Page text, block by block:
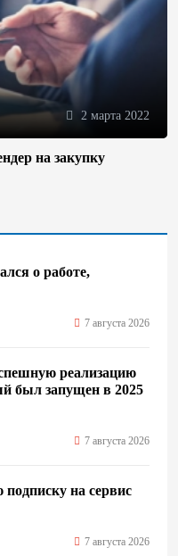
2 марта 2022
на закупку
о работе,
7 августа 2026
реализацию
был запущен в 2025
7 августа 2026
подписку на сервис
7 августа 2026